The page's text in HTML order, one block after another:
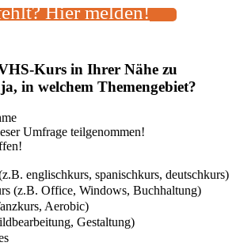
Hier melden!
Kurs in Ihrer Nähe zu
in welchem Themengebiet?
Umfrage teilgenommen!
englischkurs, spanischkurs, deutschkurs)
(z.B. Office, Windows, Buchhaltung)
Aerobic)
Gestaltung)